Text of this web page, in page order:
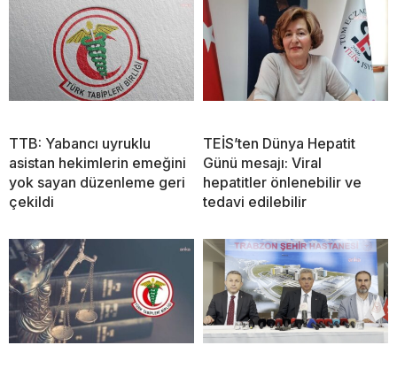
TTB: Yabancı uyruklu
asistan hekimlerin emeğini
yok sayan düzenleme geri
çekildi
TEİS’ten Dünya Hepatit
Günü mesajı: Viral
hepatitler önlenebilir ve
tedavi edilebilir